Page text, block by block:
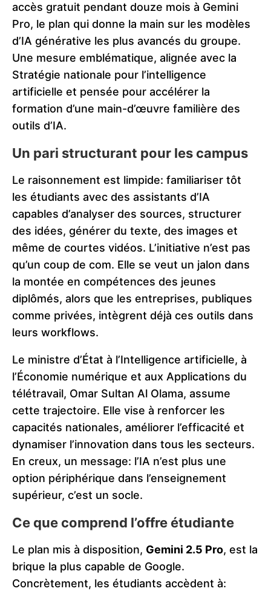
accès gratuit pendant douze mois à Gemini
Pro, le plan qui donne la main sur les modèles
d’IA générative les plus avancés du groupe.
Une mesure emblématique, alignée avec la
Stratégie nationale pour l’intelligence
artificielle et pensée pour accélérer la
formation d’une main-d’œuvre familière des
outils d’IA.
Un pari structurant pour les campus
Le raisonnement est limpide: familiariser tôt
les étudiants avec des assistants d’IA
capables d’analyser des sources, structurer
des idées, générer du texte, des images et
même de courtes vidéos. L’initiative n’est pas
qu’un coup de com. Elle se veut un jalon dans
la montée en compétences des jeunes
diplômés, alors que les entreprises, publiques
comme privées, intègrent déjà ces outils dans
leurs workflows.
Le ministre d’État à l’Intelligence artificielle, à
l’Économie numérique et aux Applications du
télétravail, Omar Sultan Al Olama, assume
cette trajectoire. Elle vise à renforcer les
capacités nationales, améliorer l’efficacité et
dynamiser l’innovation dans tous les secteurs.
En creux, un message: l’IA n’est plus une
option périphérique dans l’enseignement
supérieur, c’est un socle.
Ce que comprend l’offre étudiante
Le plan mis à disposition, Gemini 2.5 Pro, est la
brique la plus capable de Google.
Concrètement, les étudiants accèdent à: